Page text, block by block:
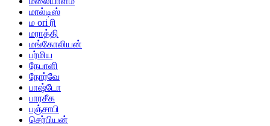
மால்டிஸ்
ம ori ரி
மராத்தி
மங்கோலியன்
பர்மிய
நேபாளி
நோர்வே
பாஷ்டோ
பாரசீக
பஞ்சாபி
செர்பியன்